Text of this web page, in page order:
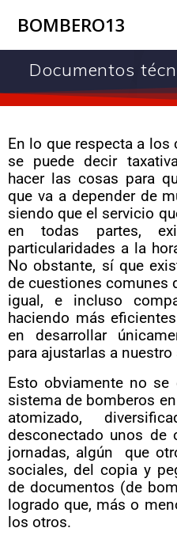
BOMBERO13
Documentos
En lo que respecta a
se puede decir
hacer las cosas para
que va a depender de
siendo que el servicio
en todas partes,
particularidades a la
No obstante, sí que
de cuestiones comunes
igual, e incluso
haciendo más
en desarrollar
para ajustarlas a nuestro
Esto obviamente no se
sistema de bomberos
atomizado,
desconectado unos de
jornadas, algún que
sociales, del copia y
de documentos (de
logrado que, más o
los otros.